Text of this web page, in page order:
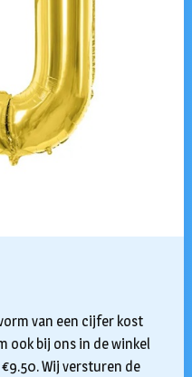
van een cijfer kost
ook bij ons in de winkel
Wij versturen de